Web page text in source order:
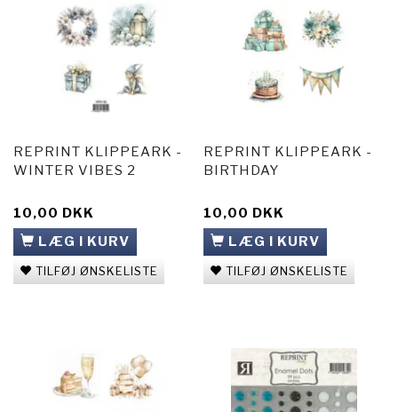
REPRINT KLIPPEARK -
WINTER VIBES 2
10,00 DKK
LÆG I KURV
TILFØJ ØNSKELISTE
REPRINT KLIPPEARK -
BIRTHDAY
10,00 DKK
LÆG I KURV
TILFØJ ØNSKELISTE